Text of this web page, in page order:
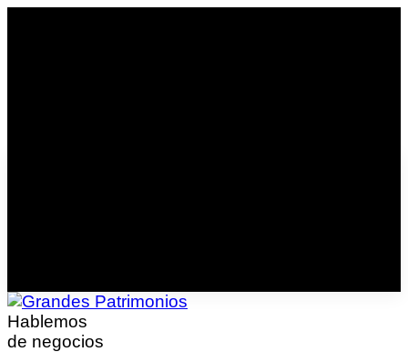
Hablemos
de negocios